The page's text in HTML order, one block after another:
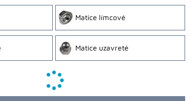
Matice límcové
Matice uzavreté